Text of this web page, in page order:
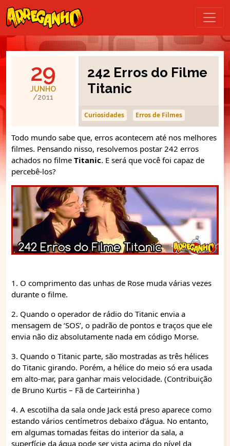
29
JUNHO
/2011
242 Erros do Filme
Titanic
Curiosidades Erros de Filmes
Todo mundo sabe que, erros acontecem até nos melhores
filmes. Pensando nisso, resolvemos postar 242 erros
achados no filme Titanic. E será que você foi capaz de
percebê-los?
1. O comprimento das unhas de Rose muda várias vezes
durante o filme.
2. Quando o operador de rádio do Titanic envia a
mensagem de ‘SOS’, o padrão de pontos e traços que ele
envia não diz absolutamente nada em código Morse.
3. Quando o Titanic parte, são mostradas as três hélices
do Titanic girando. Porém, a hélice do meio só era usada
em alto-mar, para ganhar mais velocidade. (Contribuição
de Bruno Kurtis – Fã de Carteirinha )
4. A escotilha da sala onde Jack está preso aparece como
estando vários centímetros debaixo d’água. No entanto,
em algumas tomadas feitas do interior da sala, a
superfície da água pode ser vista acima do nível da